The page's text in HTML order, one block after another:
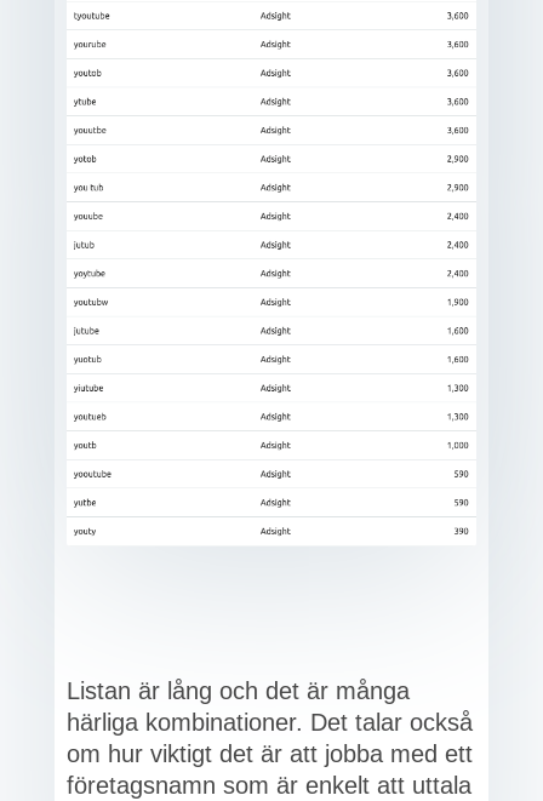
Listan är lång och det är många
härliga kombinationer. Det talar också
om hur viktigt det är att jobba med ett
företagsnamn som är enkelt att uttala